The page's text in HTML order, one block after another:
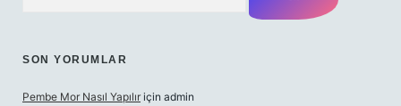
SON YORUMLAR
Pembe Mor Nasıl Yapılır için admin